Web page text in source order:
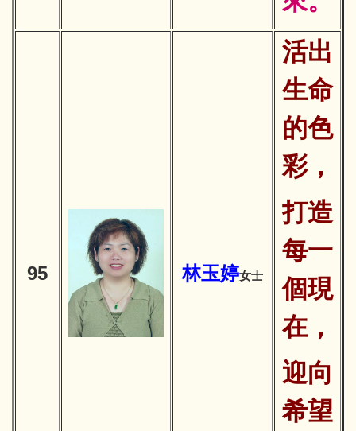
95 林玉婷女士
活出
生命
的色
彩，
打造
每一
個現
在，
迎向
希望